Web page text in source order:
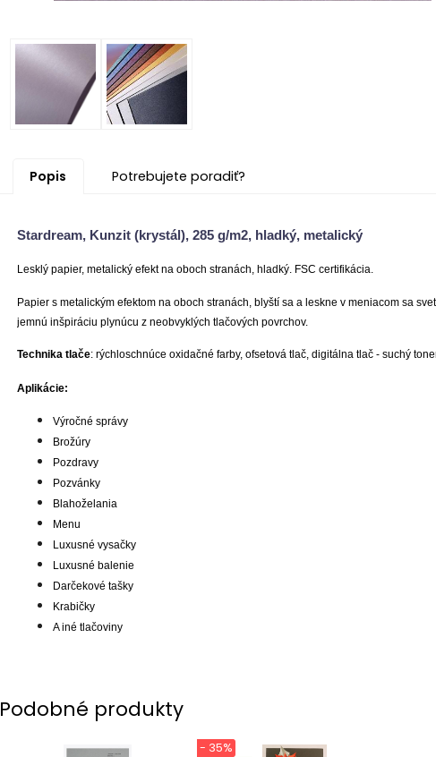
Popis Potrebujete poradiť?
Stardream, Kunzit (krystál), 285 g/m2, hladký, metalický
Lesklý papier, metalický efekt na oboch stranách, hladký. FSC certifikácia.
Papier s metalickým efektom na oboch stranách, blyští sa a leskne v meniacom sa
jemnú inšpiráciu plynúcu z neobvyklých tlačových povrchov.
Technika tlače: rýchloschnúce oxidačné farby, ofsetová tlač, digitálna tlač - suchý
Aplikácie:
Výročné správy
Brožúry
Pozdravy
Pozvánky
Blahoželania
Menu
Luxusné vysačky
Luxusné balenie
Darčekové tašky
Krabičky
A iné tlačoviny
Podobné produkty
- 35%